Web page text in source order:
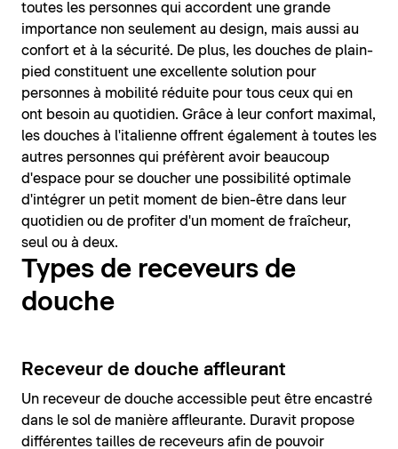
toutes les personnes qui accordent une grande
importance non seulement au design, mais aussi au
confort et à la sécurité. De plus, les douches de plain-
pied constituent une excellente solution pour
personnes à mobilité réduite pour tous ceux qui en
ont besoin au quotidien. Grâce à leur confort maximal,
les douches à l'italienne offrent également à toutes les
autres personnes qui préfèrent avoir beaucoup
d'espace pour se doucher une possibilité optimale
d'intégrer un petit moment de bien-être dans leur
quotidien ou de profiter d'un moment de fraîcheur,
seul ou à deux.
Types de receveurs de
douche
Receveur de douche affleurant
Un receveur de douche accessible peut être encastré
dans le sol de manière affleurante. Duravit propose
différentes tailles de receveurs afin de pouvoir